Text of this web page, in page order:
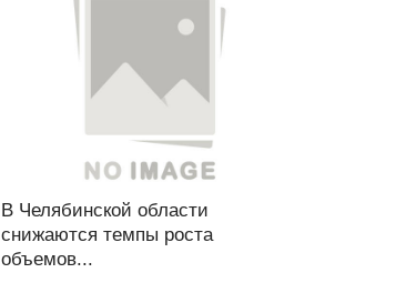
В Челябинской области
снижаются темпы роста
объемов...